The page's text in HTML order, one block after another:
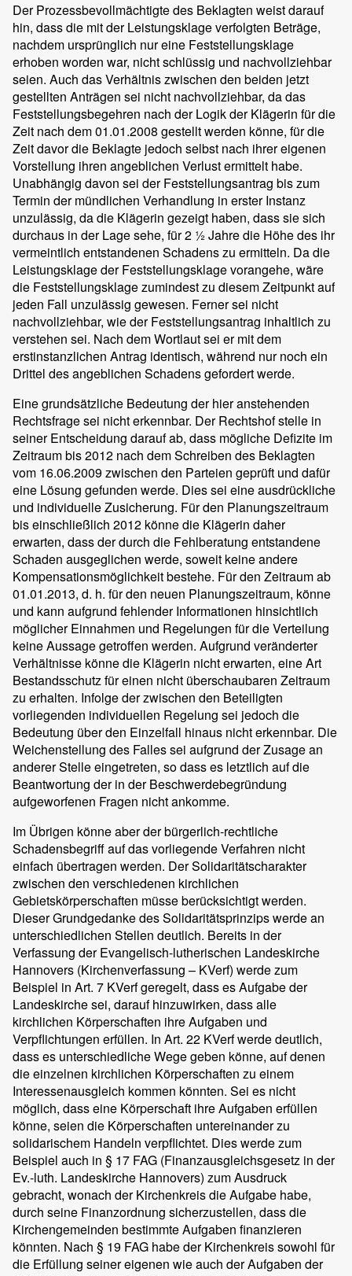
Der Prozessbevollmächtigte des Beklagten weist darauf
hin, dass die mit der Leistungsklage verfolgten Beträge,
nachdem ursprünglich nur eine Feststellungsklage
erhoben worden war, nicht schlüssig und nachvollziehbar
seien. Auch das Verhältnis zwischen den beiden jetzt
gestellten Anträgen sei nicht nachvollziehbar, da das
Feststellungsbegehren nach der Logik der Klägerin für die
Zeit nach dem 01.01.2008 gestellt werden könne, für die
Zeit davor die Beklagte jedoch selbst nach ihrer eigenen
Vorstellung ihren angeblichen Verlust ermittelt habe.
Unabhängig davon sei der Feststellungsantrag bis zum
Termin der mündlichen Verhandlung in erster Instanz
unzulässig, da die Klägerin gezeigt haben, dass sie sich
durchaus in der Lage sehe, für 2 ½ Jahre die Höhe des ihr
vermeintlich entstandenen Schadens zu ermitteln. Da die
Leistungsklage der Feststellungsklage vorangehe, wäre
die Feststellungsklage zumindest zu diesem Zeitpunkt auf
jeden Fall unzulässig gewesen. Ferner sei nicht
nachvollziehbar, wie der Feststellungsantrag inhaltlich zu
verstehen sei. Nach dem Wortlaut sei er mit dem
erstinstanzlichen Antrag identisch, während nur noch ein
Drittel des angeblichen Schadens gefordert werde.
Eine grundsätzliche Bedeutung der hier anstehenden
Rechtsfrage sei nicht erkennbar. Der Rechtshof stelle in
seiner Entscheidung darauf ab, dass mögliche Defizite im
Zeitraum bis 2012 nach dem Schreiben des Beklagten
vom 16.06.2009 zwischen den Parteien geprüft und dafür
eine Lösung gefunden werde. Dies sei eine ausdrückliche
und individuelle Zusicherung. Für den Planungszeitraum
bis einschließlich 2012 könne die Klägerin daher
erwarten, dass der durch die Fehlberatung entstandene
Schaden ausgeglichen werde, soweit keine andere
Kompensationsmöglichkeit bestehe. Für den Zeitraum ab
01.01.2013, d. h. für den neuen Planungszeitraum, könne
und kann aufgrund fehlender Informationen hinsichtlich
möglicher Einnahmen und Regelungen für die Verteilung
keine Aussage getroffen werden. Aufgrund veränderter
Verhältnisse könne die Klägerin nicht erwarten, eine Art
Bestandsschutz für einen nicht überschaubaren Zeitraum
zu erhalten. Infolge der zwischen den Beteiligten
vorliegenden individuellen Regelung sei jedoch die
Bedeutung über den Einzelfall hinaus nicht erkennbar. Die
Weichenstellung des Falles sei aufgrund der Zusage an
anderer Stelle eingetreten, so dass es letztlich auf die
Beantwortung der in der Beschwerdebegründung
aufgeworfenen Fragen nicht ankomme.
Im Übrigen könne aber der bürgerlich-rechtliche
Schadensbegriff auf das vorliegende Verfahren nicht
einfach übertragen werden. Der Solidaritätscharakter
zwischen den verschiedenen kirchlichen
Gebietskörperschaften müsse berücksichtigt werden.
Dieser Grundgedanke des Solidaritätsprinzips werde an
unterschiedlichen Stellen deutlich. Bereits in der
Verfassung der Evangelisch-lutherischen Landeskirche
Hannovers (Kirchenverfassung – KVerf) werde zum
Beispiel in Art. 7 KVerf geregelt, dass es Aufgabe der
Landeskirche sei, darauf hinzuwirken, dass alle
kirchlichen Körperschaften ihre Aufgaben und
Verpflichtungen erfüllen. In Art. 22 KVerf werde deutlich,
dass es unterschiedliche Wege geben könne, auf denen
die einzelnen kirchlichen Körperschaften zu einem
Interessenausgleich kommen könnten. Sei es nicht
möglich, dass eine Körperschaft ihre Aufgaben erfüllen
könne, seien die Körperschaften untereinander zu
solidarischem Handeln verpflichtet. Dies werde zum
Beispiel auch in § 17 FAG (Finanzausgleichsgesetz in der
Ev.-luth. Landeskirche Hannovers) zum Ausdruck
gebracht, wonach der Kirchenkreis die Aufgabe habe,
durch seine Finanzordnung sicherzustellen, dass die
Kirchengemeinden bestimmte Aufgaben finanzieren
könnten. Nach § 19 FAG habe der Kirchenkreis sowohl für
die Erfüllung seiner eigenen wie auch der Aufgaben der